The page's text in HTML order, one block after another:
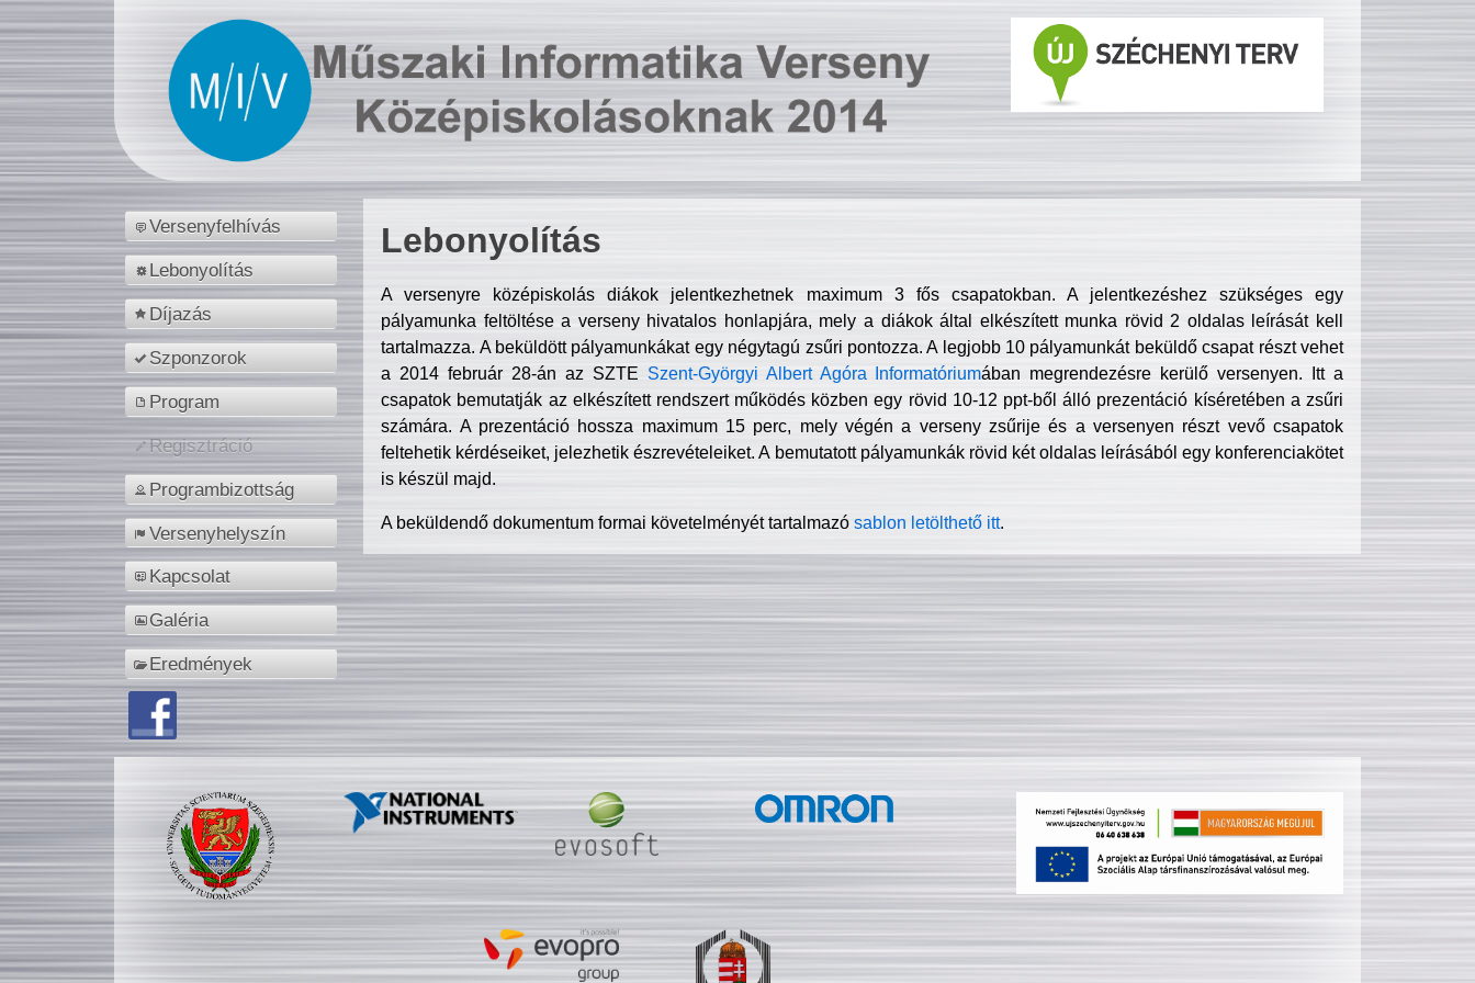
Versenyfelhívás
Lebonyolítás
Díjazás
Szponzorok
Program
Regisztráció
Programbizottság
Versenyhelyszín
Kapcsolat
Galéria
Eredmények
Lebonyolítás
A versenyre középiskolás diákok jelentkezhetnek maximum 3 fős csapatokban. A jelentkezéshez szükséges egy
pályamunka feltöltése a verseny hivatalos honlapjára, mely a diákok által elkészített munka rövid 2 oldalas leírását kell
tartalmazza. A beküldött pályamunkákat egy négytagú zsűri pontozza. A legjobb 10 pályamunkát beküldő csapat részt vehet
a 2014 február 28-án az SZTE Szent-Györgyi Albert Agóra Informatóriumában megrendezésre kerülő versenyen. Itt a
csapatok bemutatják az elkészített rendszert működés közben egy rövid 10-12 ppt-ből álló prezentáció kíséretében a zsűri
számára. A prezentáció hossza maximum 15 perc, mely végén a verseny zsűrije és a versenyen részt vevő csapatok
feltehetik kérdéseiket, jelezhetik észrevételeiket. A bemutatott pályamunkák rövid két oldalas leírásából egy konferenciakötet
is készül majd.
A beküldendő dokumentum formai követelményét tartalmazósablon letölthető itt.